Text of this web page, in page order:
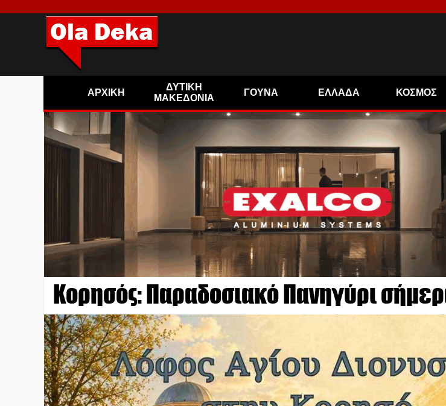
ΑΡΧΙΚΗ
ΔΥΤΙΚΗ
ΜΑΚΕΔΟΝΙΑ
ΓΟΥΝΑ ΕΛΛΑΔΑ ΚΟΣΜΟΣ
Κορησός: Παραδοσιακό Πανηγύρι